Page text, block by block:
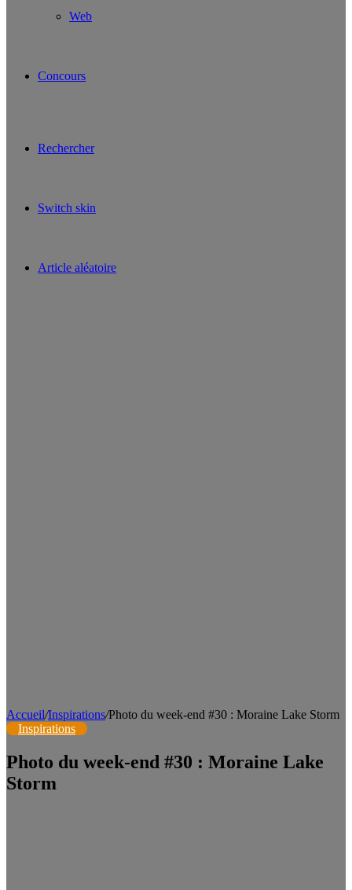
Web
Concours
Rechercher
Switch skin
Article aléatoire
Accueil/Inspirations/Photo du week-end #30 : Moraine Lake Storm
Inspirations
Photo du week-end #30 : Moraine Lake
Storm